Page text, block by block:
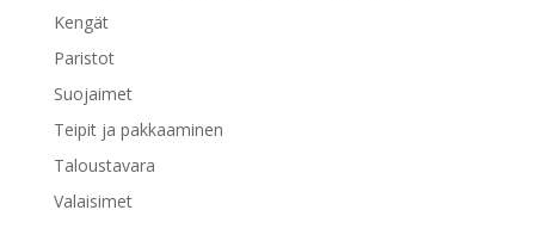
Kengät
Paristot
Suojaimet
Teipit ja pakkaaminen
Taloustavara
Valaisimet